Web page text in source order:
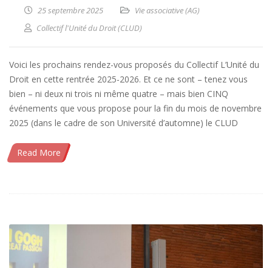
25 septembre 2025
Vie associative (AG)
Collectif l'Unité du Droit (CLUD)
Voici les prochains rendez-vous proposés du Collectif L’Unité du
Droit en cette rentrée 2025-2026. Et ce ne sont – tenez vous
bien – ni deux ni trois ni même quatre – mais bien CINQ
événements que vous propose pour la fin du mois de novembre
2025 (dans le cadre de son Université d’automne) le CLUD
Read More